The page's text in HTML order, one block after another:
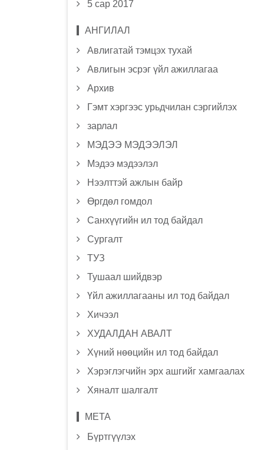
5 сар 2017
АНГИЛАЛ
Авлигатай тэмцэх тухай
Авлигын эсрэг үйл ажиллагаа
Архив
Гэмт хэргээс урьдчилан сэргийлэх
зарлал
МЭДЭЭ МЭДЭЭЛЭЛ
Мэдээ мэдээлэл
Нээлттэй ажлын байр
Өргдөл гомдол
Санхүүгийн ил тод байдал
Сургалт
ТУЗ
Тушаал шийдвэр
Үйл ажиллагааны ил тод байдал
Хичээл
ХУДАЛДАН АВАЛТ
Хүний нөөцийн ил тод байдал
Хэрэглэгчийн эрх ашгийг хамгаалах
Хяналт шалгалт
МЕТА
Бүртгүүлэх